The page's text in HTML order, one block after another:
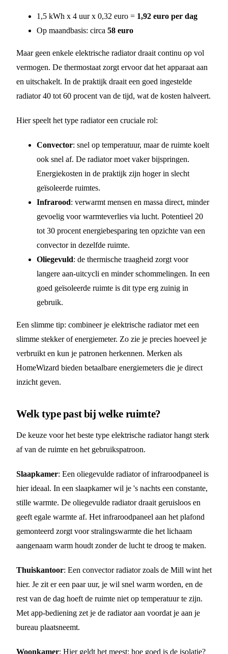
1,5 kWh x 4 uur x 0,32 euro = 1,92 euro per dag
Op maandbasis: circa 58 euro
Maar geen enkele elektrische radiator draait continu op vol
vermogen. De thermostaat zorgt ervoor dat het apparaat aan
en uitschakelt. In de praktijk draait een goed ingestelde
radiator 40 tot 60 procent van de tijd, wat de kosten halveert.
Hier speelt het type radiator een cruciale rol:
Convector: snel op temperatuur, maar de ruimte koelt
ook snel af. De radiator moet vaker bijspringen.
Energiekosten in de praktijk zijn hoger in slecht
geïsoleerde ruimtes.
Infrarood: verwarmt mensen en massa direct, minder
gevoelig voor warmteverlies via lucht. Potentieel 20
tot 30 procent energiebesparing ten opzichte van een
convector in dezelfde ruimte.
Oliegevuld: de thermische traagheid zorgt voor
langere aan-uitcycli en minder schommelingen. In een
goed geïsoleerde ruimte is dit type erg zuinig in
gebruik.
Een slimme tip: combineer je elektrische radiator met een
slimme stekker of energiemeter. Zo zie je precies hoeveel je
verbruikt en kun je patronen herkennen. Merken als
HomeWizard bieden betaalbare energiemeters die je direct
inzicht geven.
Welk type past bij welke ruimte?
De keuze voor het beste type elektrische radiator hangt sterk
af van de ruimte en het gebruikspatroon.
Slaapkamer: Een oliegevulde radiator of infraroodpaneel is
hier ideaal. In een slaapkamer wil je 's nachts een constante,
stille warmte. De oliegevulde radiator draait geruisloos en
geeft egale warmte af. Het infraroodpaneel aan het plafond
gemonteerd zorgt voor stralingswarmte die het lichaam
aangenaam warm houdt zonder de lucht te droog te maken.
Thuiskantoor: Een convector radiator zoals de Mill wint het
hier. Je zit er een paar uur, je wil snel warm worden, en de
rest van de dag hoeft de ruimte niet op temperatuur te zijn.
Met app-bediening zet je de radiator aan voordat je aan je
bureau plaatsneemt.
Woonkamer: Hier geldt het meest: hoe goed is de isolatie?